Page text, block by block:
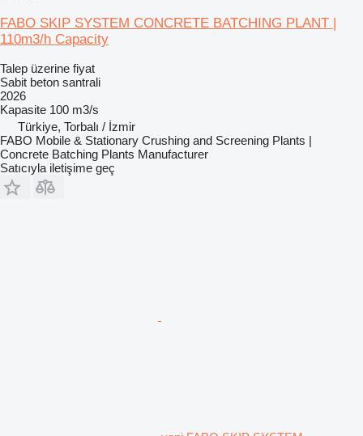
FABO SKIP SYSTEM CONCRETE BATCHING PLANT |
110m3/h Capacity
Talep üzerine fiyat
Sabit beton santrali
2026
Kapasite 100 m3/s
Türkiye, Torbalı / İzmir
FABO Mobile & Stationary Crushing and Screening Plants |
Concrete Batching Plants Manufacturer
Satıcıyla iletişime geç